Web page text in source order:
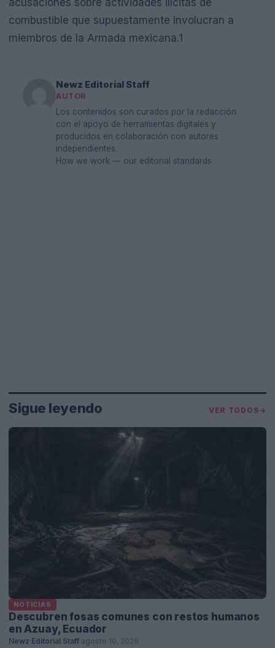
acusaciones sobre actividades ilícitas de
combustible que supuestamente involucran a
miembros de la Armada mexicana.1
Newz Editorial Staff
AUTOR
Los contenidos son curados por la redacción
con el apoyo de herramientas digitales y
producidos en colaboración con autores
independientes.
How we work — our editorial standards
Sigue leyendo VER TODOS→
NOTICIAS
Descubren fosas comunes con restos humanos
en Azuay, Ecuador
Newz Editorial Staff agosto 10, 2026